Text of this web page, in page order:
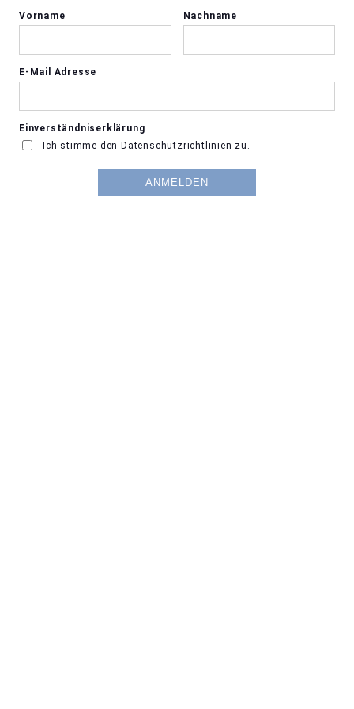
Vorname Nachname
E-Mail Adresse
Einverständniserklärung
Ich stimme den Datenschutzrichtlinien zu.
ANMELDEN